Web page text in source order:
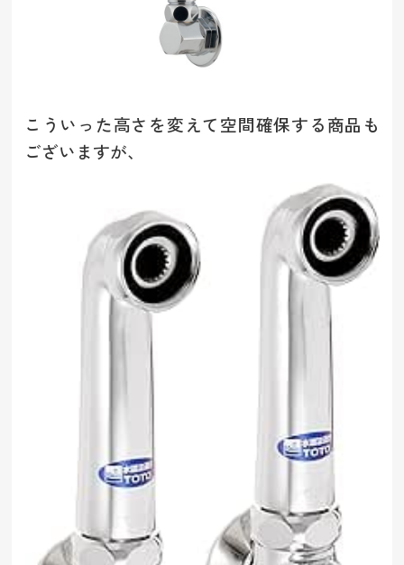
こういった高さを変えて空間確保する商品も
ございますが、